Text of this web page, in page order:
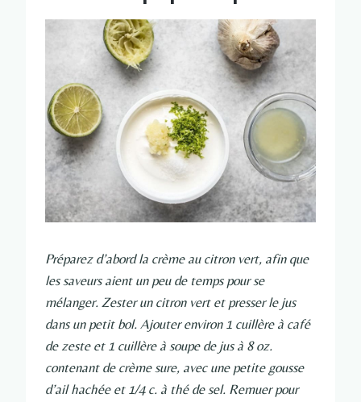
Préparez d’abord la crème au citron vert, afin que
les saveurs aient un peu de temps pour se
mélanger. Zester un citron vert et presser le jus
dans un petit bol. Ajouter environ 1 cuillère à café
de zeste et 1 cuillère à soupe de jus à 8 oz.
contenant de crème sure, avec une petite gousse
d’ail hachée et 1/4 c. à thé de sel. Remuer pour